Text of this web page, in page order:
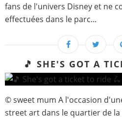
fans de l'univers Disney et ne
effectuées dans le parc...
🎵 SHE'S GOT A
© sweet mum A l'occasion
street art dans le quartier de la